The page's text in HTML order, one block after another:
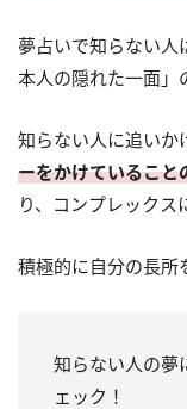
夢占いで知らない人
本人の隠れた一面」
知らない人に追いか
ーをかけていること
り、コンプレックス
積極的に自分の長所
知らない人の夢
ェック！